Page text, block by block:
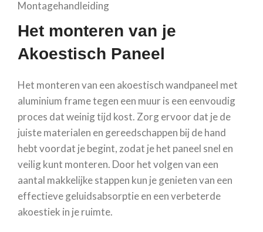
Montagehandleiding
Het monteren van je
Akoestisch Paneel
Het monteren van een akoestisch wandpaneel met
aluminium frame tegen een muur is een eenvoudig
proces dat weinig tijd kost. Zorg ervoor dat je de
juiste materialen en gereedschappen bij de hand
hebt voordat je begint, zodat je het paneel snel en
veilig kunt monteren. Door het volgen van een
aantal makkelijke stappen kun je genieten van een
effectieve geluidsabsorptie en een verbeterde
akoestiek in je ruimte.